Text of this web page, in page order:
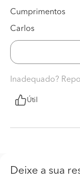
Cumprimentos
Carlos
Inadequado?
Útil
Deixe a sua